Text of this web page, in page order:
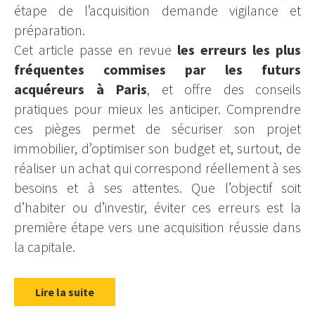
étape de l’acquisition demande vigilance et
préparation.
Cet article passe en revue les erreurs les plus
fréquentes commises par les futurs
acquéreurs à Paris, et offre des conseils
pratiques pour mieux les anticiper. Comprendre
ces pièges permet de sécuriser son projet
immobilier, d’optimiser son budget et, surtout, de
réaliser un achat qui correspond réellement à ses
besoins et à ses attentes. Que l’objectif soit
d’habiter ou d’investir, éviter ces erreurs est la
première étape vers une acquisition réussie dans
la capitale.
Lire la suite